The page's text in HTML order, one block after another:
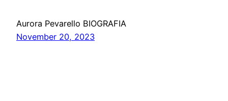
Aurora Pevarello BIOGRAFIA
November 20, 2023